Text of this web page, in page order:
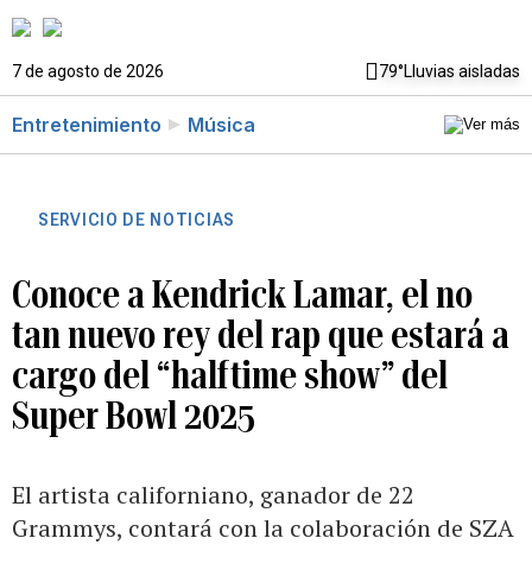
7 de agosto de 2026 79°Lluvias aisladas
Entretenimiento Música
SERVICIO DE NOTICIAS
Conoce a Kendrick Lamar, el no
tan nuevo rey del rap que estará a
cargo del “halftime show” del
Super Bowl 2025
El artista californiano, ganador de 22
Grammys, contará con la colaboración de SZA